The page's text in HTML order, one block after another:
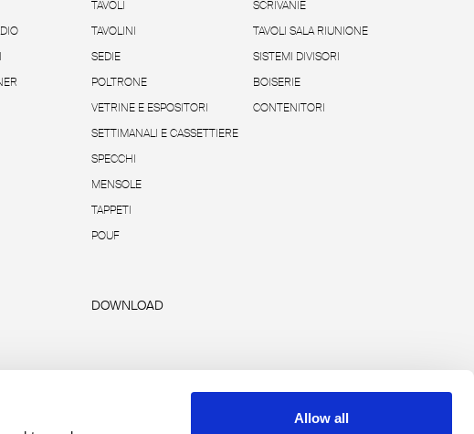
Allow all
TAVOLI
TAVOLINI
SEDIE
POLTRONE
VETRINE E ESPOSITORI
SETTIMANALI E CASSETTIERE
SPECCHI
MENSOLE
TAPPETI
POUF
SCRIVANIE
TAVOLI SALA RIUNIONE
SISTEMI DIVISORI
BOISERIE
CONTENITORI
DOWNLOAD